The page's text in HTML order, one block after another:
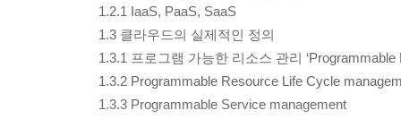
1.2.1 IaaS, PaaS, SaaS
1.3 클라우드의 실제적인 정의
1.3.1 프로그램 가능한 리소스 관리 ‘Programmable
1.3.2 Programmable Resource Life Cycle
1.3.3 Programmable Service management